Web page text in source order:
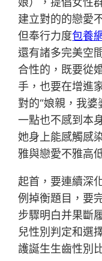
建立對的的戀愛
但奉行力度包養
還有諸多完美空
合性的，既要從
手，也要在增進
對的“娘親，我
一點也不感到本
她身上能感觸感
雅與戀愛不雅高
起首，要連續深
例掉衡題目，要
步驟明白并果斷
兒性別判定和選
護誕生生齒性別